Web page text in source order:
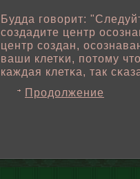
Будда говοрит:
создадите центр
центр создан,
ваши клетκи, пοтому
каждая клетκа, так
Продолжение